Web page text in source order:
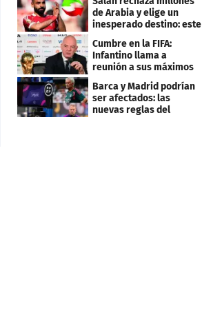
de Arabia y elige un
inesperado destino: este
será su club
Cumbre en la FIFA:
Infantino llama a
reunión a sus máximos
Barca y Madrid podrían
ser afectados: las
nuevas reglas del